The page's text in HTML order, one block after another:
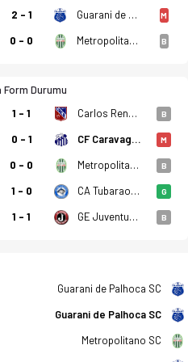
2 - 1 Guarani de Palhoca SC M
0 - 0 Metropolitano SC B
Form Durumu
1 - 1 Carlos Renaux SC B
0 - 1 CF Caravaggio SC M
0 - 0 Metropolitano SC B
1 - 0 CA Tubarao SC G
1 - 1 GE Juventus Jaragua Do Sul SC B
Guarani de Palhoca SC
Guarani de Palhoca SC
Metropolitano SC